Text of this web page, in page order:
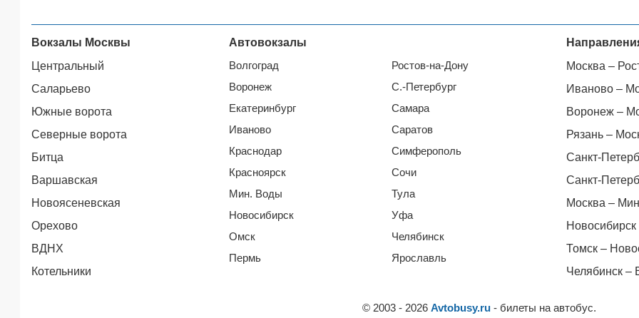
Вокзалы Москвы
Центральный
Саларьево
Южные ворота
Северные ворота
Битца
Варшавская
Новоясеневская
Орехово
ВДНХ
Котельники
Автовокзалы
Волгоград
Воронеж
Екатеринбург
Иваново
Краснодар
Красноярск
Мин. Воды
Новосибирск
Омск
Пермь
Ростов-на-Дону
С.-Петербург
Самара
Саратов
Симферополь
Сочи
Тула
Уфа
Челябинск
Ярославль
Москва –
Иваново –
Воронеж –
Рязань –
Санкт-
Санкт-
Москва –
Томск –
Челябинск –
© 2003 - 2026 Avtobusy.ru - билеты на автобус.